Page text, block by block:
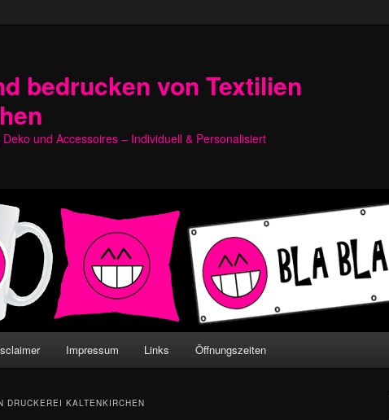
bedrucken von Textilien
und Accessoires – Individuell & Personalisiert
Impressum Links Öffnungszeiten
DRUCKEREI KALTENKIRCHEN